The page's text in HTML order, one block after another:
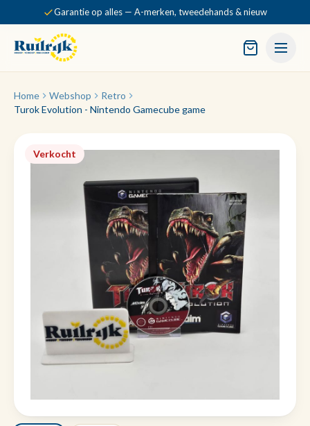
Garantie op alles — A-merken, tweedehands & nieuw
Home Webshop
Retro
Turok Evolution - Nintendo Gamecube game
Verkocht